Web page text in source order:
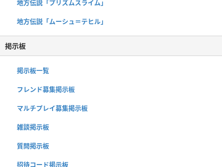
地方伝説「プリズムスライム」
地方伝説「ムーシュ＝テヒル」
掲示板
掲示板一覧
フレンド募集掲示板
マルチプレイ募集掲示板
雑談掲示板
質問掲示板
招待コード掲示板